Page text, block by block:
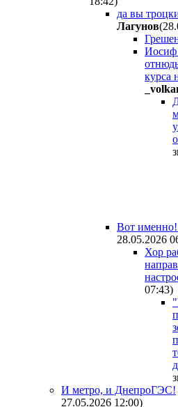
да вы
Лaгyнoв
Иосиф
курса
Вот
28.05.2026
Хор
07:43)
И метро, и ДнепроГЭС!
27.05.2026 12:00)